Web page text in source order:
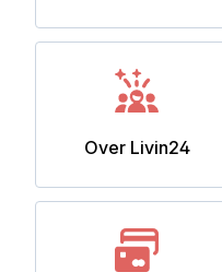
Over Livin24